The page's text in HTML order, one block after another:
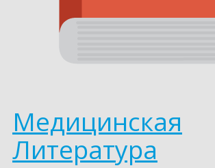
Медицинская
Литература